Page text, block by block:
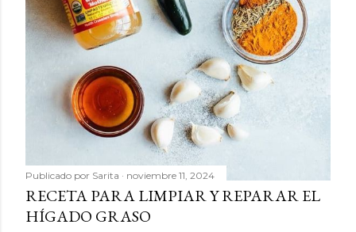
Publicado por Sarita noviembre 11, 2024
RECETA PARA LIMPIAR Y REPARAR EL
HÍGADO GRASO